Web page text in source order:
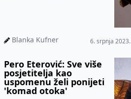
Blanka Kufner 6. srpnja 2023.
Pero Eterović: Sve više
posjetitelja kao
uspomenu želi ponijeti
'komad otoka'